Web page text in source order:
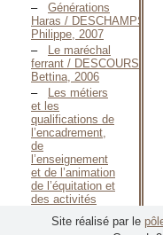
Générations
Haras / DESCHAMPS
Philippe, 2007
Le maréchal
ferrant / DESCOURS
Bettina, 2006
Les métiers
et les
qualifications de
l’encadrement,
de
l’enseignement
et de l’animation
de l’équitation et
des activités
technique
Site réalisé par le